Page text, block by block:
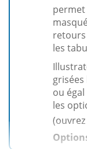
permet
retours
les
ou égal
les